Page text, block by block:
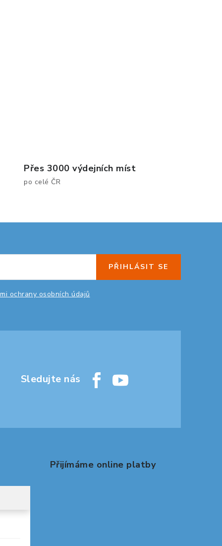
Přes 3000 výdejních míst
po celé ČR
ochrany osobních údajů
PŘIHLÁSIT SE
Přijímáme online platby